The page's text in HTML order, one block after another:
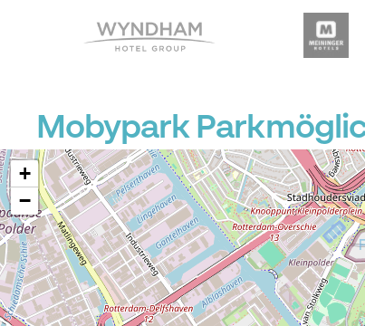
Mobypark
+
−